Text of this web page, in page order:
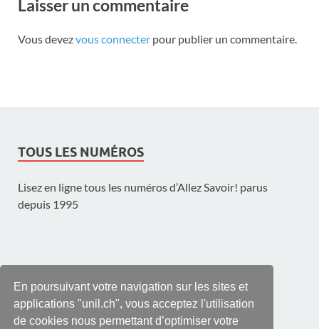
En poursuivant votre navigation sur les sites et
applications "unil.ch", vous acceptez l'utilisation
de cookies nous permettant d’optimiser votre
Laisser un commentaire
Vous devezvous connecter pour publier un commentaire.
TOUS LES NUMÉROS
Lisez en ligne tous les numéros d’Allez Savoir! parus
depuis 1995